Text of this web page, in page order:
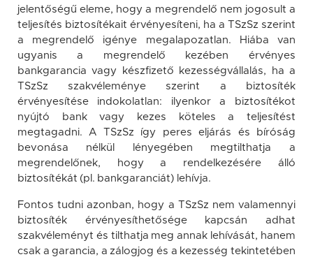
jelentőségű eleme, hogy a megrendelő nem jogosult a
teljesítés biztosítékait érvényesíteni, ha a TSzSz szerint
a megrendelő igénye megalapozatlan. Hiába van
ugyanis a megrendelő kezében érvényes
bankgarancia vagy készfizető kezességvállalás, ha a
TSzSz szakvéleménye szerint a biztosíték
érvényesítése indokolatlan: ilyenkor a biztosítékot
nyújtó bank vagy kezes köteles a teljesítést
megtagadni. A TSzSz így peres eljárás és bíróság
bevonása nélkül lényegében megtilthatja a
megrendelőnek, hogy a rendelkezésére álló
biztosítékát (pl. bankgaranciát) lehívja.
Fontos tudni azonban, hogy a TSzSz nem valamennyi
biztosíték érvényesíthetősége kapcsán adhat
szakvéleményt és tilthatja meg annak lehívását, hanem
csak a garancia, a zálogjog és a kezesség tekintetében